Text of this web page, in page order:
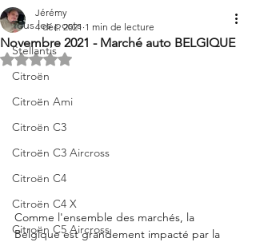
Tous les posts
Stellantis
Citroën
Citroën Ami
Citroën C3
Citroën C3 Aircross
Citroën C4
Citroën C4 X
Citroën C5 Aircross
Novembre 2021 - Marché auto BELGIQUE
Jérémy
4 déc. 2021 1 min de lecture
Noté NaN étoiles sur 5.
Comme l'ensemble des marchés, la
Belgique est grandement impacté par la